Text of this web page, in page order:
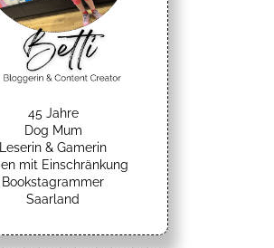
45 Jahre
Dog Mum
Leserin & Gamerin
mit Einschränkung
Bookstagrammer
Saarland